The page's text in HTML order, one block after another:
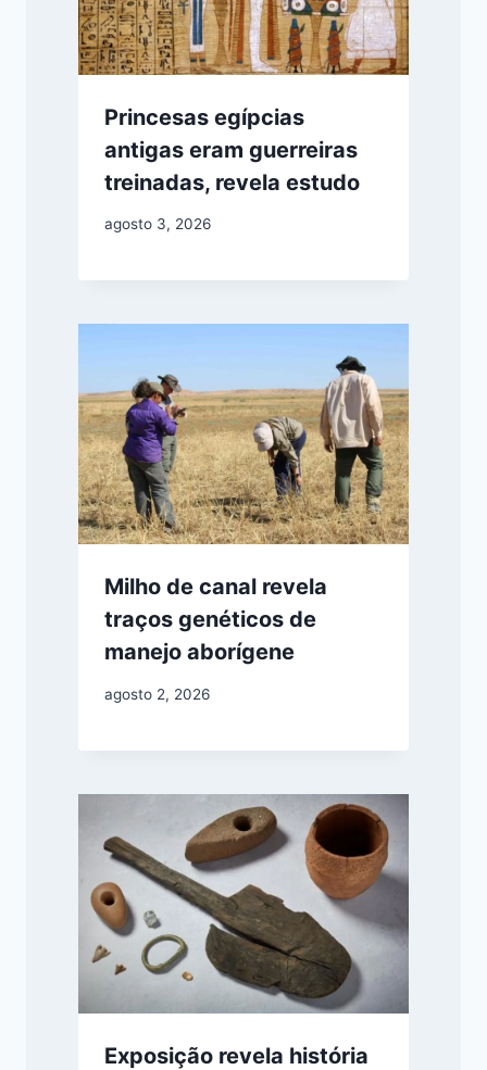
Princesas egípcias
antigas eram guerreiras
treinadas, revela estudo
agosto 3, 2026
Milho de canal revela
traços genéticos de
manejo aborígene
agosto 2, 2026
Exposição revela história